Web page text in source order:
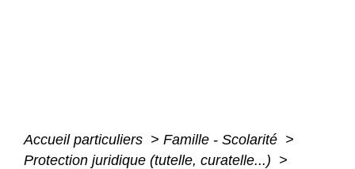
Accueil particuliers > Famille - Scolarité >
Protection juridique (tutelle, curatelle...) >